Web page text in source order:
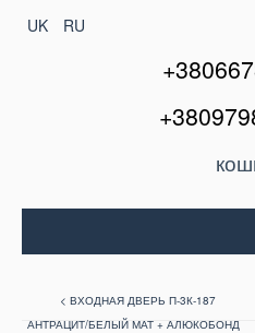
UK RU
Міжкімнатні двері
< ВХОДНАЯ ДВЕРЬ П-3К-187
АНТРАЦИТ/БЕЛЫЙ МАТ + АЛЮКОБОНД